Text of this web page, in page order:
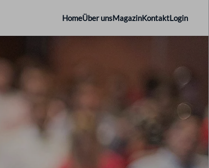
HomeÜber unsMagazinKontaktLogin